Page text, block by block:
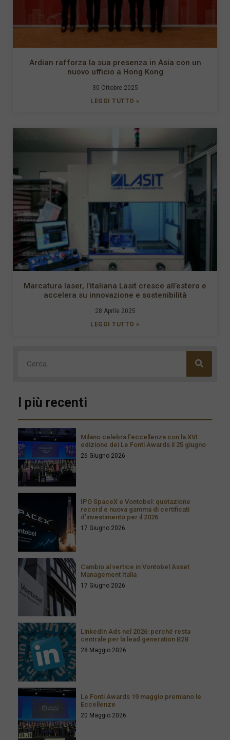
Ardian rafforza la sua presenza in Asia con un
nuovo ufficio a Hong Kong
30 Ottobre 2025
LEGGI TUTTO »
Marcatura laser, l’italiana Lasit cresce all’estero e
accelera su innovazione e sostenibilità
28 Aprile 2025
LEGGI TUTTO »
I più recenti
Milano celebra l’eccellenza con la XVI
edizione dei Le Fonti Awards il 25 giugno
26 Giugno 2026
IPO SpaceX e Vontobel: quotazione
record e nuova gamma di certificati
d’investimento per il 2026
17 Giugno 2026
Cambio al vertice in Vontobel Asset
Management Italia
17 Giugno 2026
LinkedIn Ads nel 2026: perché resta
centrale per la lead generation B2B
28 Maggio 2026
Le Fonti Awards 19 maggio premiano le
Eccellenze
20 Maggio 2026